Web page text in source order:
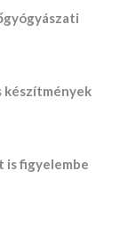
készítmények
is figyelembe